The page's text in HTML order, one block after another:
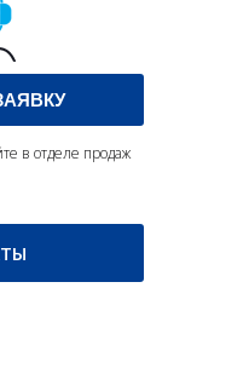
в отделе продаж